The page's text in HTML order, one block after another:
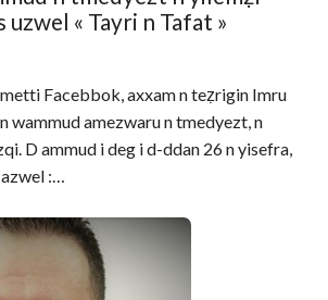
uzwel « Tayri n Tafat »
Facebbok, axxam n teẓrigin Imru
wammud amezwaru n tmedyezt, n
D ammud i deg i d-ddan 26 n yisefra,
:…